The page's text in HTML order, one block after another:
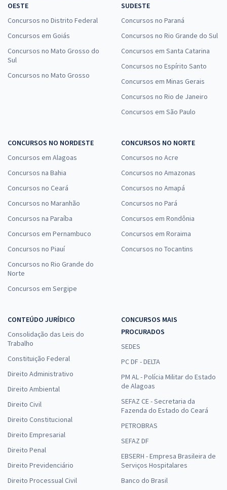
OESTE
Concursos no Distrito Federal
Concursos em Goiás
Concursos no Mato Grosso do
Sul
Concursos no Mato Grosso
SUDESTE
Concursos no Paraná
Concursos no Rio Grande do Sul
Concursos em Santa Catarina
Concursos no Espírito Santo
Concursos em Minas Gerais
Concursos no Rio de Janeiro
Concursos em São Paulo
CONCURSOS NO NORDESTE
Concursos em Alagoas
Concursos na Bahia
Concursos no Ceará
Concursos no Maranhão
Concursos na Paraíba
Concursos em Pernambuco
Concursos no Piauí
Concursos no Rio Grande do
Norte
Concursos em Sergipe
CONCURSOS NO NORTE
Concursos no Acre
Concursos no Amazonas
Concursos no Amapá
Concursos no Pará
Concursos em Rondônia
Concursos em Roraima
Concursos no Tocantins
CONTEÚDO JURÍDICO
Consolidação das Leis do
Trabalho
Constituição Federal
Direito Administrativo
Direito Ambiental
Direito Civil
Direito Constitucional
Direito Empresarial
Direito Penal
Direito Previdenciário
Direito Processual Civil
CONCURSOS MAIS
PROCURADOS
SEDES
PC DF - DELTA
PM AL - Polícia Militar do Estado
de Alagoas
SEFAZ CE - Secretaria da
Fazenda do Estado do Ceará
PETROBRAS
SEFAZ DF
EBSERH - Empresa Brasileira de
Serviços Hospitalares
Banco do Brasil